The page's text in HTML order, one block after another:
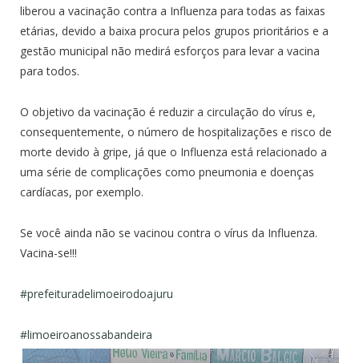
liberou a vacinação contra a Influenza para todas as faixas
etárias, devido a baixa procura pelos grupos prioritários e a
gestão municipal não medirá esforços para levar a vacina
para todos.
O objetivo da vacinação é reduzir a circulação do vírus e,
consequentemente, o número de hospitalizações e risco de
morte devido à gripe, já que o Influenza está relacionado a
uma série de complicações como pneumonia e doenças
cardíacas, por exemplo.
Se você ainda não se vacinou contra o vírus da Influenza.
Vacina-se!!!
#prefeituradelimoeirodoajuru
#limoeiroanossabandeira